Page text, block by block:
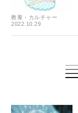
教養・カルチャー
2022.10.29